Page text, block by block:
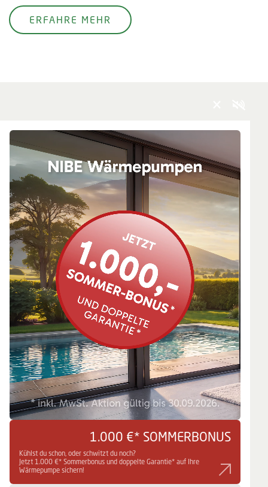
ERFAHRE MEHR
1.000 €* SOMMERBONUS
Kühlst du schon, oder schwitzt du noch?
Jetzt 1.000 €* Sommerbonus und doppelte Garantie* auf Ihre
Wärmepumpe sichern!
Unternehmen
Kontakt
NIBE Partner finden
Impressum
Datenschutz
Förderungen
NIBE Partnerwelt
Produkte
Technologie
AGB
Die NIBE Podcasts